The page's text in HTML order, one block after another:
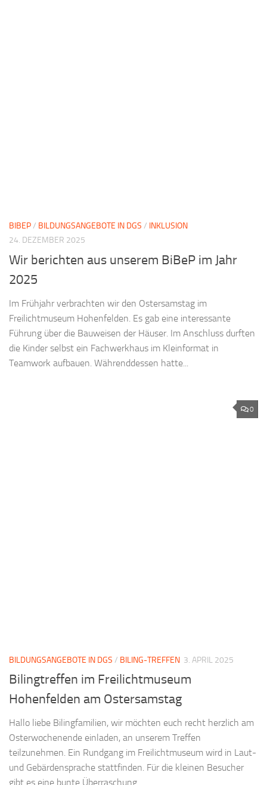
BIBEP/ BILDUNGSANGEBOTE IN DGS / INKLUSION
24. DEZEMBER 2025
Wir berichten aus unserem BiBeP im Jahr
2025
Im Frühjahr verbrachten wir den Ostersamstag im
Freilichtmuseum Hohenfelden. Es gab eine interessante
Führung über die Bauweisen der Häuser. Im Anschluss durften
die Kinder selbst ein Fachwerkhaus im Kleinformat in
Teamwork aufbauen. Währenddessen hatte...
0
BILDUNGSANGEBOTE IN DGS / BILING-TREFFEN 3. APRIL 2025
Bilingtreffen im Freilichtmuseum
Hohenfelden am Ostersamstag
Hallo liebe Bilingfamilien, wir möchten euch recht herzlich am
Osterwochenende einladen, an unserem Treffen
teilzunehmen. Ein Rundgang im Freilichtmuseum wird in Laut-
und Gebärdensprache stattfinden. Für die kleinen Besucher
gibt es eine bunte Überraschung....